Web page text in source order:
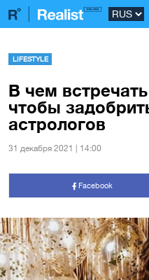
LIFESTYLE
В чем
чтобы
астрологов
31 декабря 2021 | 14:00
Facebook